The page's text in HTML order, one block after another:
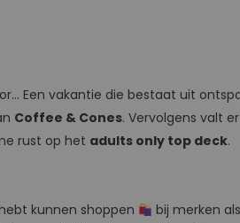
Een vakantie die bestaat uit
Coffee & Cones. Vervolgens valt
rust op het adults only top deck.
kunnen shoppen
bij merken